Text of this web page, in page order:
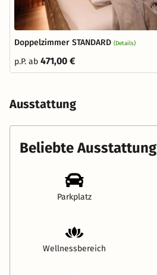
Doppelzimmer STANDARD (Details)
p.P. ab 471,00 €
Ausstattung
Beliebte Ausstattung
Parkplatz
Wellnessbereich